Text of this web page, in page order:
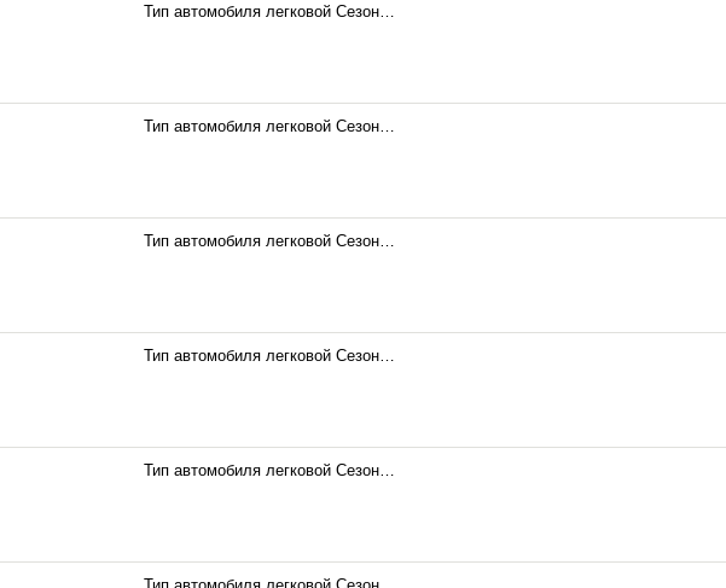
Тип автомобиля легковой Сезон…
Тип автомобиля легковой Сезон…
Тип автомобиля легковой Сезон…
Тип автомобиля легковой Сезон…
Тип автомобиля легковой Сезон…